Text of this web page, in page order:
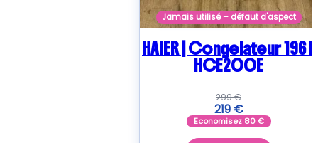
Jamais utilisé – défaut d'aspect
HAIER | Congelateur 196 L
HCE200E
299€
219 €
Economisez 80€